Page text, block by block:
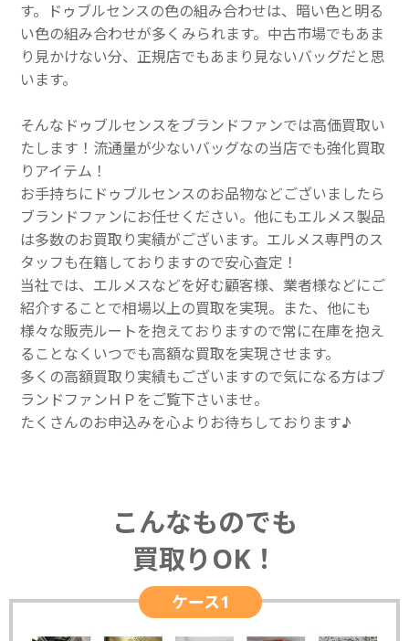
す。ドゥブルセンスの色の組み合わせは、暗い色と明る
い色の組み合わせが多くみられます。中古市場でもあま
り見かけない分、正規店でもあまり見ないバッグだと思
います。
そんなドゥブルセンスをブランドファンでは高価買取い
たします！流通量が少ないバッグなの当店でも強化買取
りアイテム！
お手持ちにドゥブルセンスのお品物などございましたら
ブランドファンにお任せください。他にもエルメス製品
は多数のお買取り実績がございます。エルメス専門のス
タッフも在籍しておりますので安心査定！
当社では、エルメスなどを好む顧客様、業者様などにご
紹介することで相場以上の買取を実現。また、他にも
様々な販売ルートを抱えておりますので常に在庫を抱え
ることなくいつでも高額な買取を実現させます。
多くの高額買取り実績もございますので気になる方はブ
ランドファンＨＰをご覧下さいませ。
たくさんのお申込みを心よりお待ちしております♪
こんなものでも
買取りOK！
ケース1